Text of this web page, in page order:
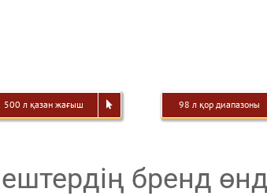
500 л қазан жағыш 98 л қор диапазоны
бренд